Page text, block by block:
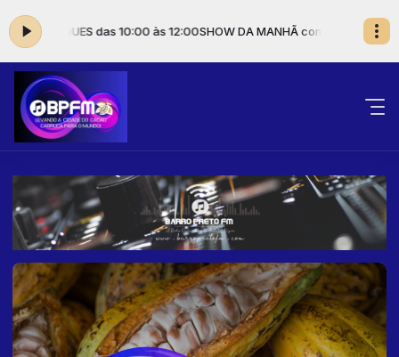
MARQUES das 10:00 às 12:00SHOW DA MANHÃ com ALEXANDRE